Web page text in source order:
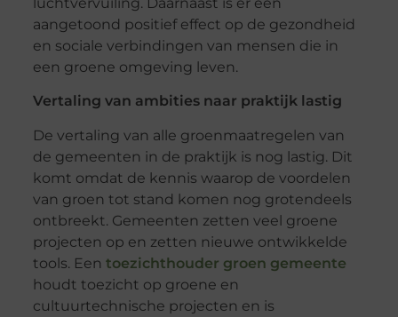
aangetoond positief effect op de gezondheid
en sociale verbindingen van mensen die in
een groene omgeving leven.
Vertaling van ambities naar praktijk lastig
De vertaling van alle groenmaatregelen van
de gemeenten in de praktijk is nog lastig. Dit
komt omdat de kennis waarop de voordelen
van groen tot stand komen nog grotendeels
ontbreekt. Gemeenten zetten veel groene
projecten op en zetten nieuwe ontwikkelde
tools. Een toezichthouder groen gemeente
houdt toezicht op groene en
cultuurtechnische projecten en is